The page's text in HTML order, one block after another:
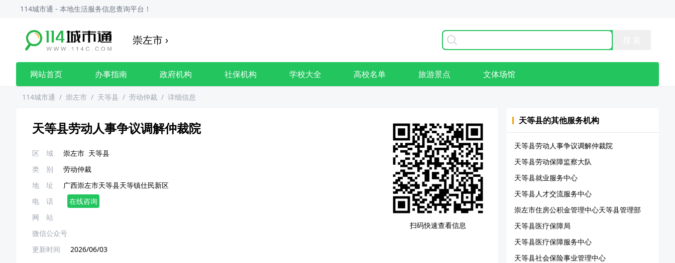
114城市通 - 本地生活服务信息查询平台！
崇左市 ›
网站首页 办事指南 政府机构 社保机构 学校大全 高校名单 旅游景点 文体场馆
114城市通 / 崇左市 / 天等县 / 劳动仲裁 / 详细信息
天等县劳动人事争议调解仲裁院
区 域 崇左市 天等县
类 别
劳动仲裁
地 址
广西崇左市天等县天等镇仕民新区
电 话
在线咨询
网 站
微信公众号
更新时间
2026/06/03
扫码快速查看信息
天等县的其他服务机构
天等县劳动人事争议调解仲裁院
天等县劳动保障监察大队
天等县就业服务中心
天等县人才交流服务中心
崇左市住房公积金管理中心天等县管理部
天等县医疗保障局
天等县医疗保障服务中心
天等县社会保险事业管理中心